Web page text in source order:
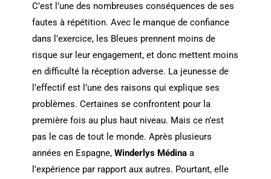
C’est l’une des nombreuses conséquences de ses
fautes à répétition. Avec le manque de confiance
dans l’exercice, les Bleues prennent moins de
risque sur leur engagement, et donc mettent moins
en difficulté la réception adverse. La jeunesse de
l’effectif est l’une des raisons qui explique ses
problèmes. Certaines se confrontent pour la
première fois au plus haut niveau. Mais ce n’est
pas le cas de tout le monde. Après plusieurs
années en Espagne, Winderlys Médinaa
l’expérience par rapport aux autres. Pourtant, elle